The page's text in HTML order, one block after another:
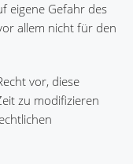
eigene Gefahr des
allem nicht für den
vor, diese
zu modifizieren